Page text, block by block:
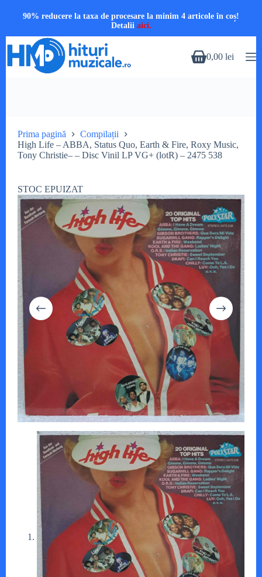
90% reducere la taxa de procesare la minim 4 articole în coș!
Detalii aici.
conținut
Coș0,00 lei
Prima pagină
Compilații
High Life – ABBA, Status Quo, Earth & Fire, Roxy Music,
Tony Christie– – Disc Vinil LP VG+ (lotR) – 2475 538
STOC EPUIZAT